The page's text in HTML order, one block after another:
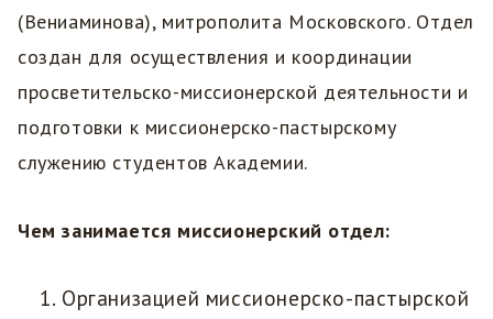
(Вениаминова), митрополита Московского. Отдел
создан для осуществления и координации
просветительско-миссионерской деятельности и
подготовки к миссионерско-пастырскому
служению студентов Академии.
Чем занимается миссионерский отдел:
Организацией миссионерско-пастырской